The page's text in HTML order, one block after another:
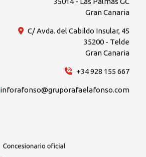
Gran Canaria
C/ Avda. del Cabildo Insular, 45
35200 - Telde
Gran Canaria
+34 928 155 667
inforafonso@gruporafaelafonso.com